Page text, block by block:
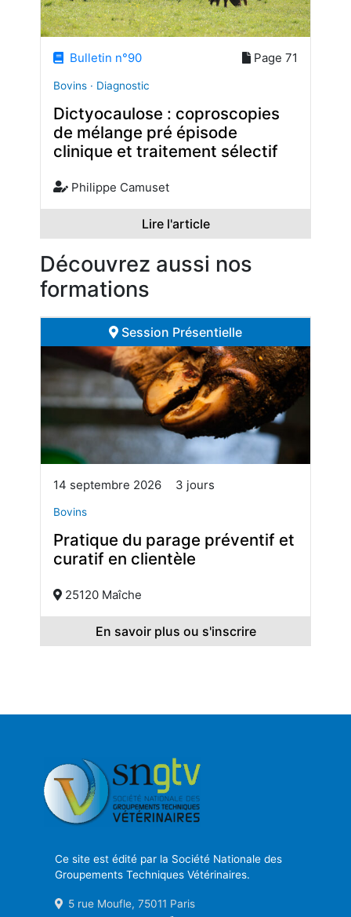
Bulletin n°90 Page 71
Bovins · Diagnostic
Dictyocaulose : coproscopies
de mélange pré épisode
clinique et traitement sélectif
Philippe Camuset
Lire l'article
Découvrez aussi nos
formations
Session Présentielle
14 septembre 2026 3 jours
Bovins
Pratique du parage préventif et
curatif en clientèle
25120 Maîche
En savoir plus ou s'inscrire
Ce site est édité par la Société Nationale des
Groupements Techniques Vétérinaires.
5 rue Moufle, 75011 Paris